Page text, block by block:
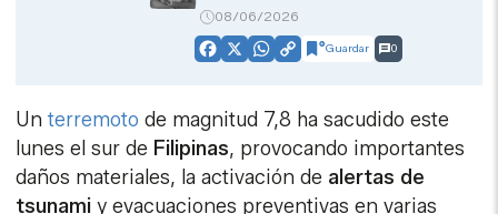
08/06/2026
Facebook
X WhatsApp
CopyGuardar 0
Unterremoto de magnitud 7,8 ha sacudido este
lunes el sur de Filipinas, provocando importantes
daños materiales, la activación de alertas de
tsunamiy evacuaciones preventivas en varias